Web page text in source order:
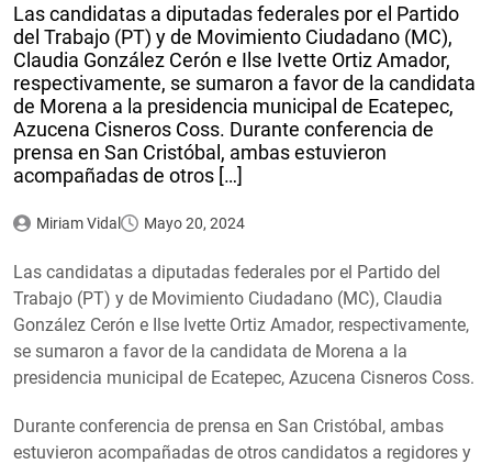
Las candidatas a diputadas federales por el Partido
del Trabajo (PT) y de Movimiento Ciudadano (MC),
Claudia González Cerón e Ilse Ivette Ortiz Amador,
respectivamente, se sumaron a favor de la candidata
de Morena a la presidencia municipal de Ecatepec,
Azucena Cisneros Coss. Durante conferencia de
prensa en San Cristóbal, ambas estuvieron
acompañadas de otros […]
Miriam Vidal Mayo 20, 2024
Las candidatas a diputadas federales por el Partido del
Trabajo (PT) y de Movimiento Ciudadano (MC), Claudia
González Cerón e Ilse Ivette Ortiz Amador, respectivamente,
se sumaron a favor de la candidata de Morena a la
presidencia municipal de Ecatepec, Azucena Cisneros Coss.
Durante conferencia de prensa en San Cristóbal, ambas
estuvieron acompañadas de otros candidatos a regidores y